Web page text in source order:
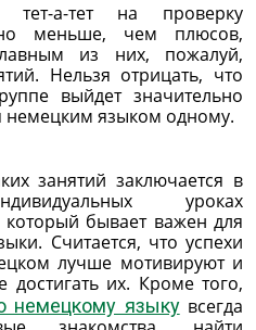
а-тет на проверку
меньше, чем плюсов,
из них, пожалуй,
Нельзя отрицать, что
выйдет значительно
немецким языком одному.
занятий заключается в
уроках
который бывает важен для
Считается, что успехи
лучше мотивируют и
достигать их. Кроме того,
немецкому языкувсегда